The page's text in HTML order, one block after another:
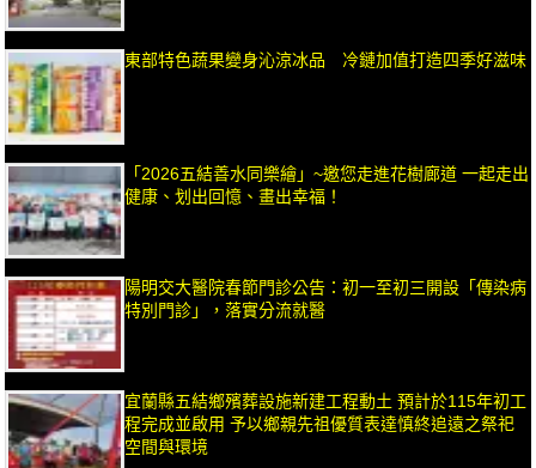
東部特色蔬果變身沁涼冰品 冷鏈加值打造四季好滋味
「2026五結善水同樂繪」~邀您走進花樹廊道 一起走出
健康、划出回憶、畫出幸福！
陽明交大醫院春節門診公告：初一至初三開設「傳染病
特別門診」，落實分流就醫
宜蘭縣五結鄉殯葬設施新建工程動土 預計於115年初工
程完成並啟用 予以鄉親先祖優質表達慎終追遠之祭祀
空間與環境